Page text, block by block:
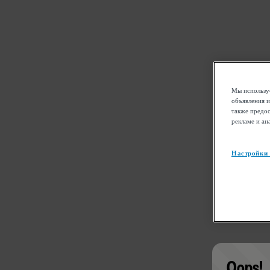
Мы
объявления
также
рекламе и